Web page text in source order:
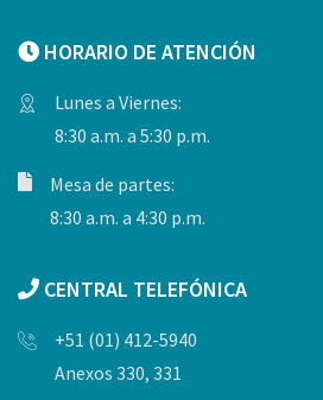
HORARIO DE ATENCIÓN
Lunes a Viernes:
8:30 a.m. a 5:30 p.m.
Mesa de partes:
8:30 a.m. a 4:30 p.m.
CENTRAL TELEFÓNICA
+51 (01) 412-5940
Anexos 330, 331